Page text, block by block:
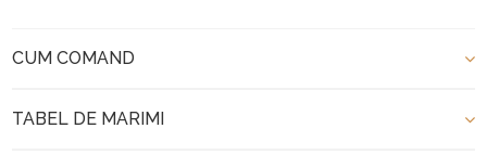
CUM COMAND
TABEL DE MARIMI